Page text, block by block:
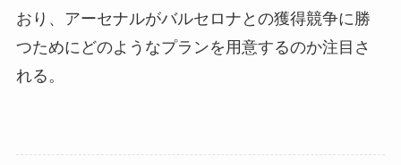
おり、アーセナルがバルセロナとの獲得競争に勝
つためにどのようなプランを用意するのか注目さ
れる。